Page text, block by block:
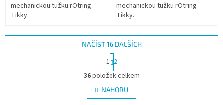
mechanickou tužku rOtring
Tikky.
mechanickou tužku rOtring
Tikky.
O
v
l
á
NAČÍST 16 DALŠÍCH
S
t
r
á
n
k
1 2
36položek celkem
NAHORU